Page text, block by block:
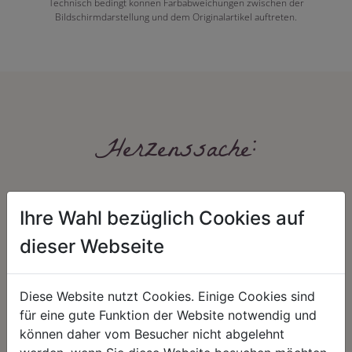
Technisch bedingt können Farbabweichungen zwischen der
Bildschirmdarstellung und dem Originalartikel auftreten.
Herzenssache:
HARMONIE
Unser Sortiment steht für ein
positives Lebensgefühl. Wir
FAIRNESS
Nicht immer ist der günstigste Preis
auch ein guter Preis. Wir handeln
Ihre Wahl bezüglich Cookies auf
dieser Webseite
Diese Website nutzt Cookies. Einige Cookies sind
für eine gute Funktion der Website notwendig und
können daher vom Besucher nicht abgelehnt